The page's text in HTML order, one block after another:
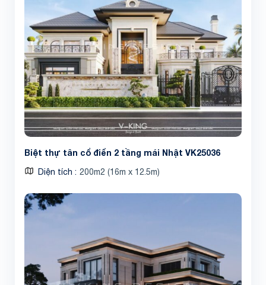
Biệt thự tân cổ điển 2 tầng mái Nhật VK25036
Diện tích 200m2 (16m x 12.5m)